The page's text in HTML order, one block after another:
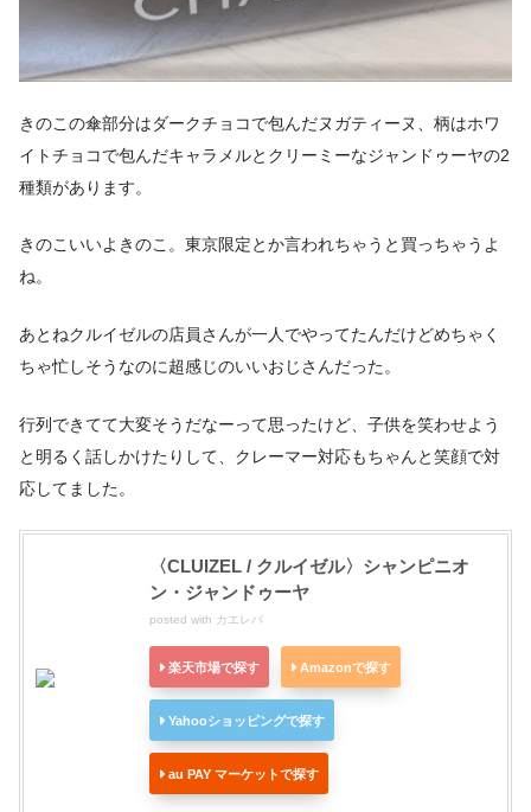
きのこの傘部分はダークチョコで包んだヌガティーヌ、柄はホワ
イトチョコで包んだキャラメルとクリーミーなジャンドゥーヤの2
種類があります。
きのこいいよきのこ。東京限定とか言われちゃうと買っちゃうよ
ね。
あとねクルイゼルの店員さんが一人でやってたんだけどめちゃく
ちゃ忙しそうなのに超感じのいいおじさんだった。
行列できてて大変そうだなーって思ったけど、子供を笑わせよう
と明るく話しかけたりして、クレーマー対応もちゃんと笑顔で対
応してました。
〈CLUIZEL / クルイゼル〉シャンピニオ
ン・ジャンドゥーヤ
posted with カエレバ
楽天市場で探す Amazonで探す
Yahooショッピングで探す
au PAY マーケットで探す